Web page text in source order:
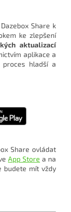
Share k
ke zlepšení
aktualizací
aplikace a
hladší a
Share ovládat
App Store a na
budete mít vždy